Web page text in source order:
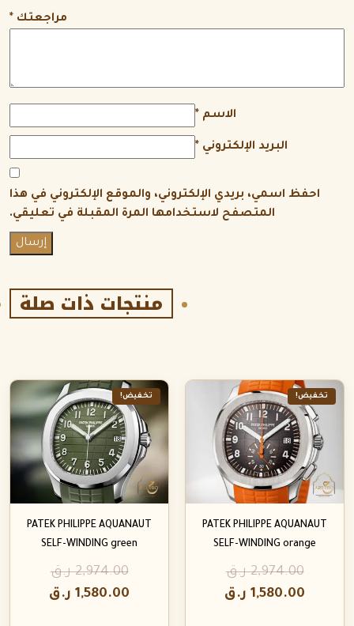
مراجعتك*
الاسم*
البريد الإلكتروني*
احفظ اسمي، بريدي الإلكتروني، والموقع الإلكتروني في هذا
المتصفح لاستخدامها المرة المقبلة في تعليقي.
منتجات ذات صلة
تخفيض!
PATEK PHILIPPE AQUANAUT
SELF-WINDING orange
2,974.00 ر.ق
1,580.00 ر.ق
تخفيض!
PATEK PHILIPPE AQUANAUT
SELF-WINDING green
2,974.00 ر.ق
1,580.00 ر.ق